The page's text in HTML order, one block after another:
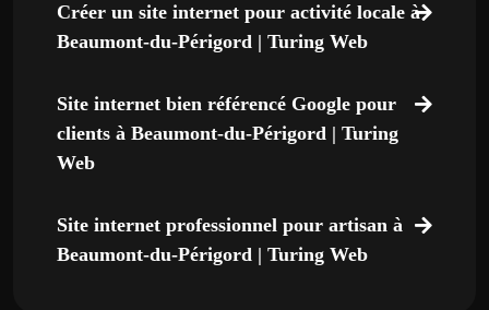
Créer un site internet pour activité locale à
Beaumont-du-Périgord | Turing Web
Site internet bien référencé Google pour
clients à Beaumont-du-Périgord | Turing
Web
Site internet professionnel pour artisan à
Beaumont-du-Périgord | Turing Web